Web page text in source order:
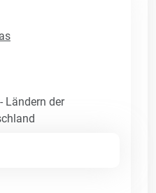
Ländern der